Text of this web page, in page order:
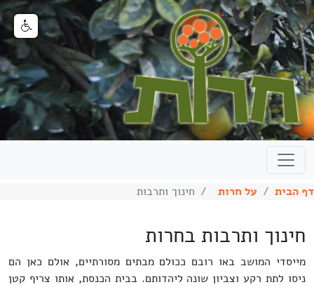
דף הבית על חרות חינוך ותרבות
חינוך ותרבות בחרות
מייסדי המושב באו רובם ככולם מבתים מסורתיים, אולם כאן הם
ניסו לתת רקע וצביון שונה ליהדותם. בבית הכנסת, אותו צריף קטן